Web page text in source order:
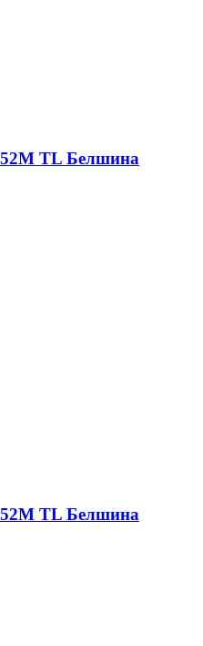
TL Белшина
TL Белшина